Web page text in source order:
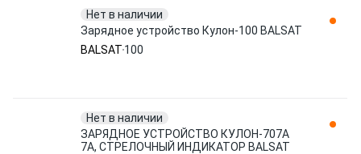
Нет в наличии
Зарядное устройство Кулон-100 BALSAT
BALSAT 100
Нет в наличии
ЗАРЯДНОЕ УСТРОЙСТВО КУЛОН-707A
7А, СТРЕЛОЧНЫЙ ИНДИКАТОР BALSAT